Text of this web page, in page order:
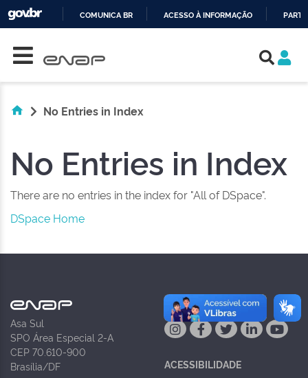
COMUNICA BR ACESSO À INFORMAÇÃO
No Entries in Index
No Entries in Index
There are no entries in the index for "All of DSpace".
DSpace Home
Asa Sul
SPO Área Especial 2-A
CEP 70.610-900
Brasília/DF
NAS REDES
ACESSIBILIDADE